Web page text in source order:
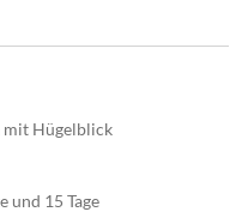
mit Hügelblick
und 15 Tage